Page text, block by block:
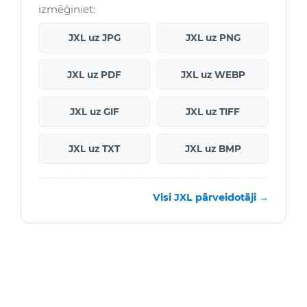
izmēģiniet:
JXL uz JPG JXL uz PNG
JXL uz PDF JXL uz WEBP
JXL uz GIF JXL uz TIFF
JXL uz TXT JXL uz BMP
Visi JXL pārveidotāji →